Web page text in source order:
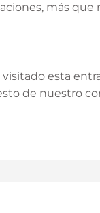
más que
visitado esta
de nuestro